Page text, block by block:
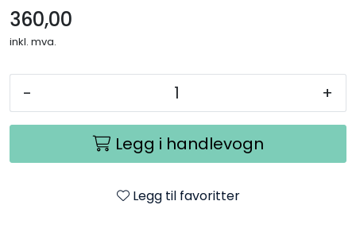
360,00
inkl. mva.
- +
Legg i handlevogn
Legg til favoritter